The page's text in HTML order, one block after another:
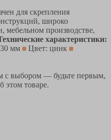
для скрепления
широко
мебельном производстве,
характеристики:
мм
Цвет: цинк
с выбором — будьте первым,
этом товаре.